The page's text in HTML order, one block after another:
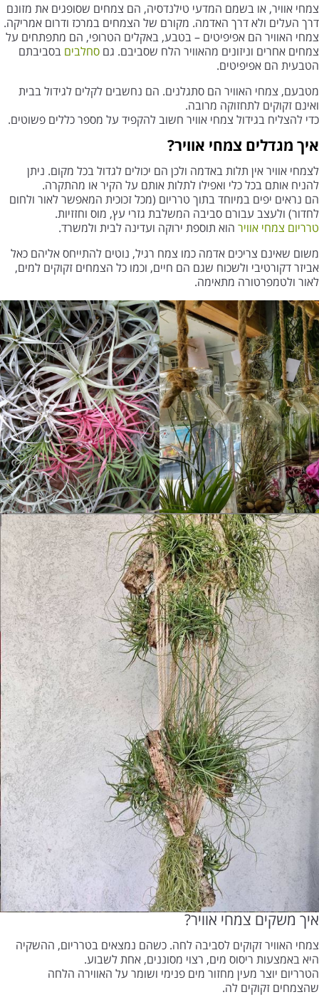
צמחי אוויר, או בשמם המדעי טילנדסיה, הם צמחים שסופגים את מזונם
דרך העלים ולא דרך האדמה. מקורם של הצמחים במרכז ודרום אמריקה.
צמחי האוויר הם אפיפיטים – בטבע, באקלים הטרופי, הם מתפתחים על
צמחים אחרים וניזונים מהאוויר הלח שסביבם. גם סחלבים בסביבתם
הטבעית הם אפיפיטים.
מטבעם, צמחי האוויר הם סתגלנים. הם נחשבים לקלים לגידול בבית
ואינם זקוקים לתחזוקה מרובה.
כדי להצליח בגידול צמחי אוויר חשוב להקפיד על מספר כללים פשוטים.
איך מגדלים צמחי אוויר?
לצמחי אוויר אין תלות באדמה ולכן הם יכולים לגדול בכל מקום. ניתן
להניח אותם בכל כלי ואפילו לתלות אותם על הקיר או מהתקרה.
הם נראים יפים במיוחד בתוך טרריום (מכל זכוכית המאפשר לאור ולחום
לחדור) ולעצב עבורם סביבה המשלבת גזרי עץ, מוס וחזזיות.
טרריום צמחי אוויר הוא תוספת ירוקה ועדינה לבית ולמשרד.
משום שאינם צריכים אדמה כמו צמח רגיל, נוטים להתייחס אליהם כאל
אביזר דקורטיבי ולשכוח שגם הם חיים, וכמו כל הצמחים זקוקים למים,
לאור ולטמפרטורה מתאימה.
איך משקים צמחי אוויר?
צמחי האוויר זקוקים לסביבה לחה. כשהם נמצאים בטרריום, ההשקיה
היא באמצעות ריסוס מים, רצוי מסוננים, אחת לשבוע.
הטרריום יוצר מעין מחזור מים פנימי ושומר על האווירה הלחה
שהצמחים זקוקים לה.